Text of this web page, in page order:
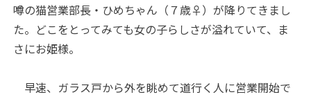
噂の猫営業部長・ひめちゃん（７歳♀）が降りてきまし
た。どこをとってみても女の子らしさが溢れていて、ま
さにお姫様。
早速、ガラス戸から外を眺めて道行く人に営業開始で